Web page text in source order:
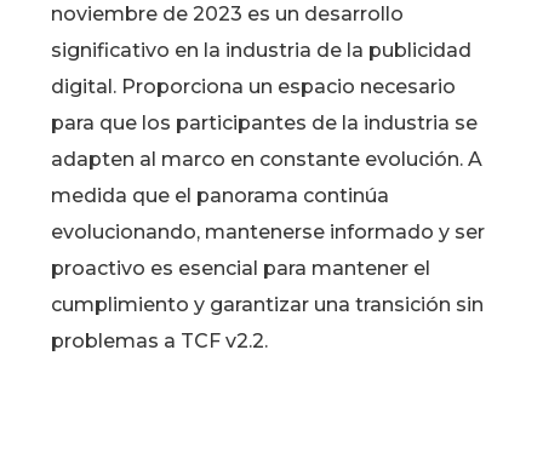
noviembre de 2023 es un desarrollo
significativo en la industria de la publicidad
digital. Proporciona un espacio necesario
para que los participantes de la industria se
adapten al marco en constante evolución. A
medida que el panorama continúa
evolucionando, mantenerse informado y ser
proactivo es esencial para mantener el
cumplimiento y garantizar una transición sin
problemas a TCF v2.2.